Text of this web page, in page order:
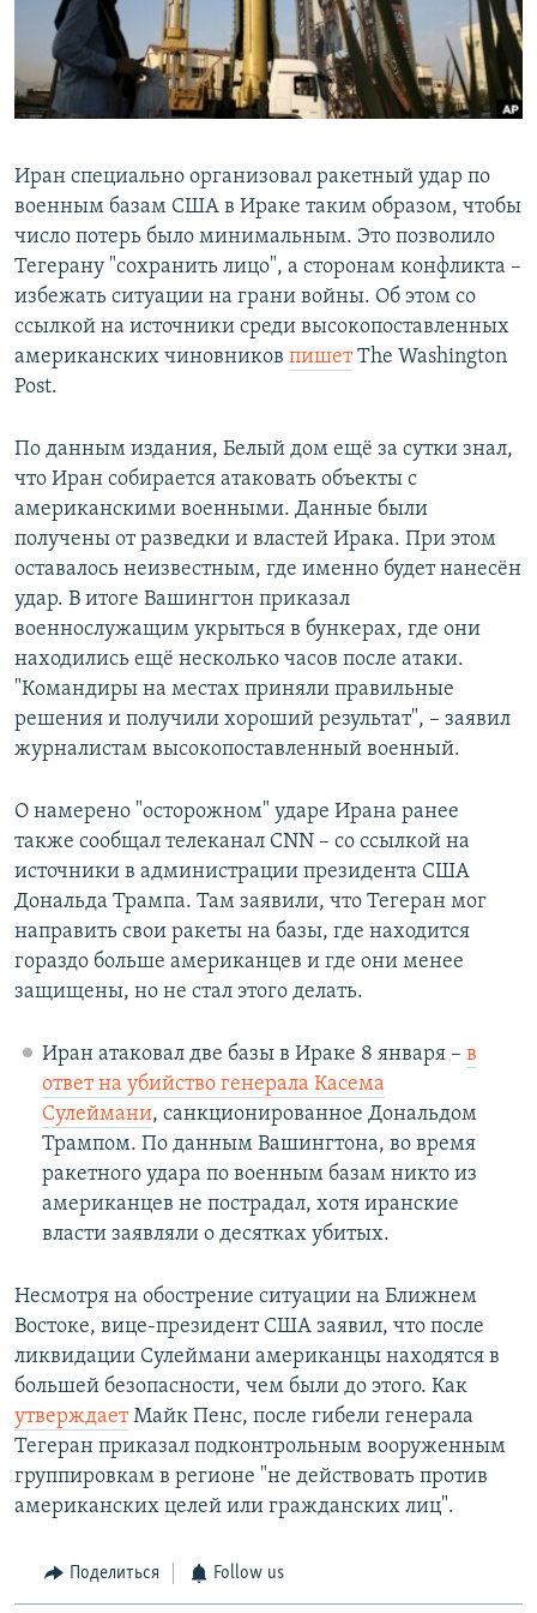
Հայերեն
English
Все сайты Радио Азатутюн
Иран специально организовал ракетный удар по
военным базам США в Ираке таким образом, чтобы
число потерь было минимальным. Это позволило
Тегерану "сохранить лицо", а сторонам конфликта –
избежать ситуации на грани войны. Об этом со
ссылкой на источники среди высокопоставленных
американских чиновников пишетThe Washington
Post.
По данным издания, Белый дом ещё за сутки знал,
что Иран собирается атаковать объекты с
американскими военными. Данные были
получены от разведки и властей Ирака. При этом
оставалось неизвестным, где именно будет нанесён
удар. В итоге Вашингтон приказал
военнослужащим укрыться в бункерах, где они
находились ещё несколько часов после атаки.
"Командиры на местах приняли правильные
решения и получили хороший результат", – заявил
журналистам высокопоставленный военный.
О намерено "осторожном" ударе Ирана ранее
также сообщал телеканал CNN – со ссылкой на
источники в администрации президента США
Дональда Трампа. Там заявили, что Тегеран мог
направить свои ракеты на базы, где находится
гораздо больше американцев и где они менее
защищены, но не стал этого делать.
Иран атаковал две базы в Ираке 8 января – в
ответ на убийство генерала Касема
Сулеймани, санкционированное Дональдом
Трампом. По данным Вашингтона, во время
ракетного удара по военным базам никто из
американцев не пострадал, хотя иранские
власти заявляли о десятках убитых.
Несмотря на обострение ситуации на Ближнем
Востоке, вице-президент США заявил, что после
ликвидации Сулеймани американцы находятся в
большей безопасности, чем были до этого. Как
утверждаетМайк Пенс, после гибели генерала
Тегеран приказал подконтрольным вооруженным
группировкам в регионе "не действовать против
американских целей или гражданских лиц".
Поделиться Follow us